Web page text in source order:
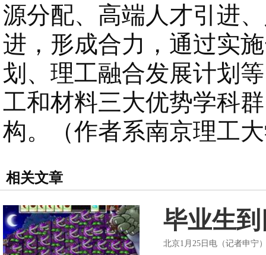
源分配、高端人才引进
进，形成合力，通过实
划、理工融合发展计划
工和材料三大优势学科
构。（作者系南京理工
相关文章
毕业生
北京1月25日电（记者申宁